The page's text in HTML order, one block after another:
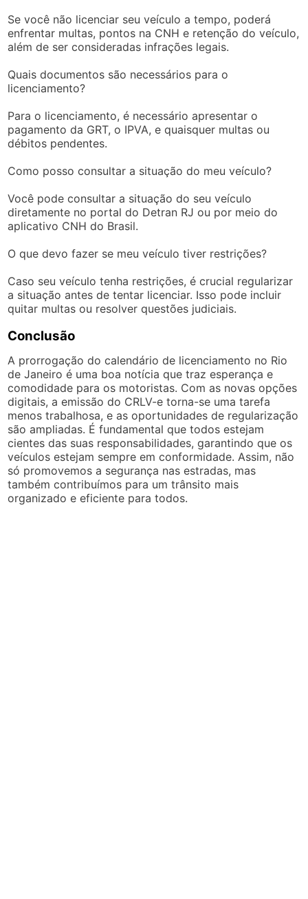
Se você não licenciar seu veículo a tempo, poderá
enfrentar multas, pontos na CNH e retenção do veículo,
além de ser consideradas infrações legais.
Quais documentos são necessários para o
licenciamento?
Para o licenciamento, é necessário apresentar o
pagamento da GRT, o IPVA, e quaisquer multas ou
débitos pendentes.
Como posso consultar a situação do meu veículo?
Você pode consultar a situação do seu veículo
diretamente no portal do Detran RJ ou por meio do
aplicativo CNH do Brasil.
O que devo fazer se meu veículo tiver restrições?
Caso seu veículo tenha restrições, é crucial regularizar
a situação antes de tentar licenciar. Isso pode incluir
quitar multas ou resolver questões judiciais.
Conclusão
A prorrogação do calendário de licenciamento no Rio
de Janeiro é uma boa notícia que traz esperança e
comodidade para os motoristas. Com as novas opções
digitais, a emissão do CRLV-e torna-se uma tarefa
menos trabalhosa, e as oportunidades de regularização
são ampliadas. É fundamental que todos estejam
cientes das suas responsabilidades, garantindo que os
veículos estejam sempre em conformidade. Assim, não
só promovemos a segurança nas estradas, mas
também contribuímos para um trânsito mais
organizado e eficiente para todos.